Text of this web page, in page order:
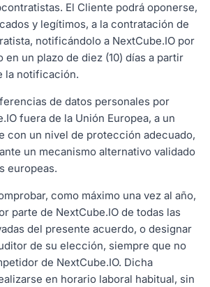
El Cliente podrá oponerse,
y legítimos, a la contratación de
notificándolo a NextCube.IO por
un plazo de diez (10) días a partir
la notificación.
de datos personales por
fuera de la Unión Europea, a un
con un nivel de protección adecuado,
un mecanismo alternativo validado
europeas.
como máximo una vez al año,
parte de NextCube.IO de todas las
del presente acuerdo, o designar
de su elección, siempre que no
de NextCube.IO. Dicha
en horario laboral habitual, sin